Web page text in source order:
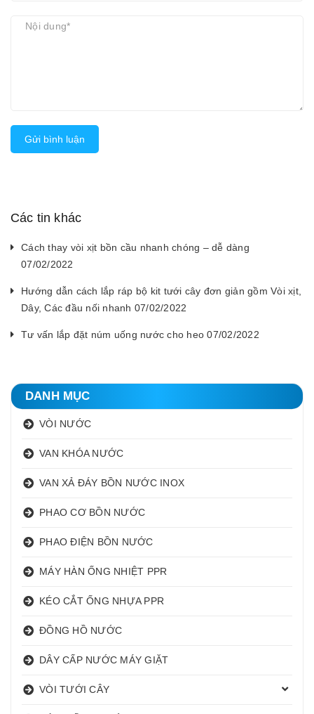
Gửi bình luận
Các tin khác
Cách thay vòi xịt bồn cầu nhanh chóng – dễ dàng
07/02/2022
Hướng dẫn cách lắp ráp bộ kit tưới cây đơn giản gồm Vòi xịt,
Dây, Các đầu nối nhanh 07/02/2022
Tư vấn lắp đặt núm uống nước cho heo 07/02/2022
DANH MỤC
VÒI NƯỚC
VAN KHÓA NƯỚC
VAN XẢ ĐÁY BỒN NƯỚC INOX
PHAO CƠ BỒN NƯỚC
PHAO ĐIỆN BỒN NƯỚC
MÁY HÀN ỐNG NHIỆT PPR
KÉO CẮT ỐNG NHỰA PPR
ĐỒNG HỒ NƯỚC
DÂY CẤP NƯỚC MÁY GIẶT
VÒI TƯỚI CÂY